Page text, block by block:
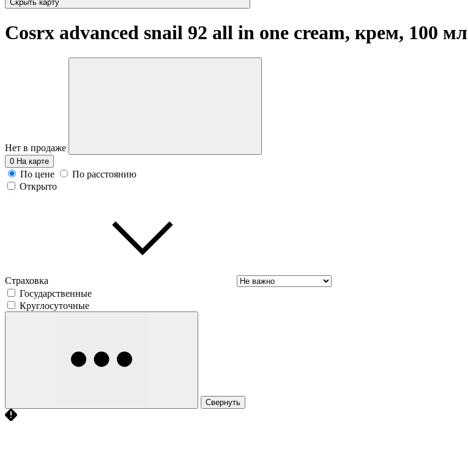
Скрыть карту
Cosrx advanced snail 92 all in one cream, крем, 100 мл
Нет в продаже
0 На карте
По цене
По расстоянию
Открыто
Страховка
Государственные
Круглосуточные
Свернуть